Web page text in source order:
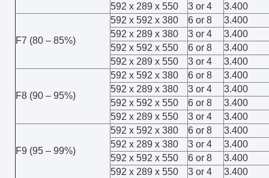
592 x 289 x 550
3 or 4 3.400
F7 (80 – 85%)
592 x 592 x 380 6 or 8
3.400
592 x 289 x 380
3 or 4
3.400
592 x 592 x 550
6 or 8
3.400
592 x 289 x 550
3 or 4 3.400
F8 (90 – 95%)
592 x 592 x 380 6 or 8
3.400
592 x 289 x 380
3 or 4
3.400
592 x 592 x 550
6 or 8
3.400
592 x 289 x 550
3 or 4 3.400
F9 (95 – 99%)
592 x 592 x 380 6 or 8
3.400
592 x 289 x 380
3 or 4
3.400
592 x 592 x 550
6 or 8
3.400
592 x 289 x 550
3 or 4 3.400